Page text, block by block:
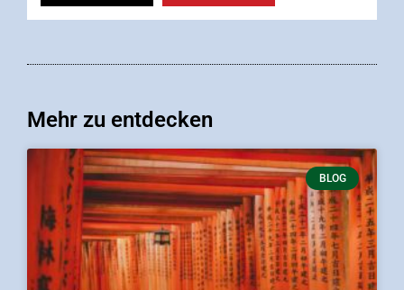
Mehr zu entdecken
BLOG